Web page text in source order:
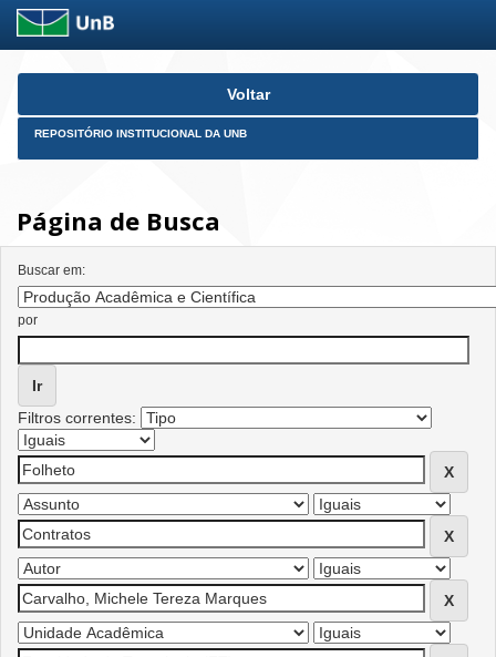
Skip
Voltar
REPOSITÓRIO INSTITUCIONAL DA UNB
Página de Busca
Buscar em:
por
Filtros correntes: